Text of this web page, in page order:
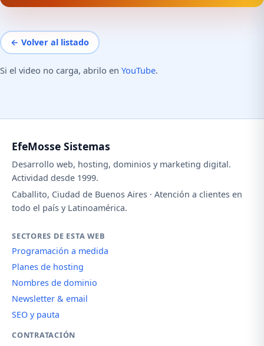
← Volver al listado
Si el video no carga, abrilo en YouTube.
EfeMosse Sistemas
Desarrollo web, hosting, dominios y marketing digital.
Actividad desde 1999.
Caballito, Ciudad de Buenos Aires · Atención a clientes en
todo el país y Latinoamérica.
SECTORES DE ESTA WEB
Programación a medida
Planes de hosting
Nombres de dominio
Newsletter & email
SEO y pauta
CONTRATACIÓN